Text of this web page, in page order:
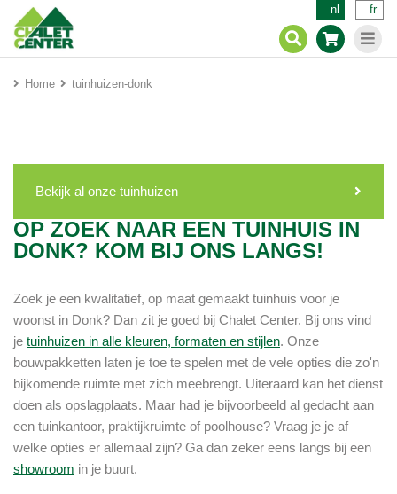
nl fr
Home tuinhuizen-donk
Bekijk al onze tuinhuizen
OP ZOEK NAAR EEN TUINHUIS IN
DONK? KOM BIJ ONS LANGS!
Zoek je een kwalitatief, op maat gemaakt tuinhuis voor je
woonst in Donk? Dan zit je goed bij Chalet Center. Bij ons vind
je tuinhuizen in alle kleuren, formaten en stijlen. Onze
bouwpakketten laten je toe te spelen met de vele opties die zo'n
bijkomende ruimte met zich meebrengt. Uiteraard kan het dienst
doen als opslagplaats. Maar had je bijvoorbeeld al gedacht aan
een tuinkantoor, praktijkruimte of poolhouse? Vraag je je af
welke opties er allemaal zijn? Ga dan zeker eens langs bij een
showroom in je buurt.